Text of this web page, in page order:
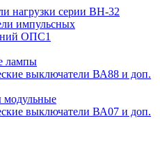
нагрузки серии ВН-32
импульсных
ОПС1
лампы
выключатели ВА88 и доп.
модульные
выключатели ВА07 и доп.